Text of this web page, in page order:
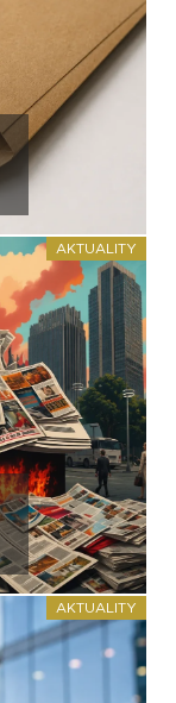
AKTUALITY
AKTUALITY